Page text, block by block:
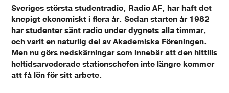
Sveriges största studentradio, Radio AF, har haft det
knepigt ekonomiskt i flera år. Sedan starten år 1982
har studenter sänt radio under dygnets alla timmar,
och varit en naturlig del av Akademiska Föreningen.
Men nu görs nedskärningar som innebär att den hittills
heltidsarvoderade stationschefen inte längre kommer
att få lön för sitt arbete.